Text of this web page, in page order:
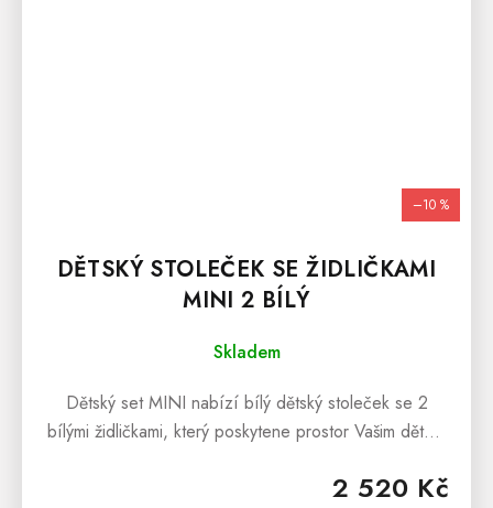
–10 %
DĚTSKÝ STOLEČEK SE ŽIDLIČKAMI
MINI 2 BÍLÝ
Skladem
2 520 Kč
Dětský set MINI nabízí bílý dětský stoleček se 2
bílými židličkami, který poskytene prostor Vašim dětem